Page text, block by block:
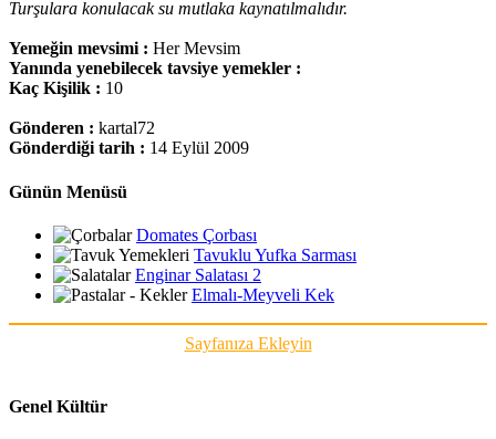
Turşulara konulacak su mutlaka kaynatılmalıdır.
Yemeğin mevsimi : Her Mevsim
Yanında yenebilecek tavsiye yemekler :
Kaç Kişilik : 10
Gönderen : kartal72
Gönderdiği tarih : 14 Eylül 2009
Günün Menüsü
Domates Çorbası
Tavuklu Yufka Sarması
Enginar Salatası 2
Elmalı-Meyveli Kek
Sayfanıza Ekleyin
Genel Kültür